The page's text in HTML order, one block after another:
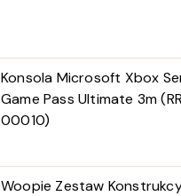
Konsola Microsoft Xbox
Game Pass Ultimate 3m
00010)
Woopie Zestaw